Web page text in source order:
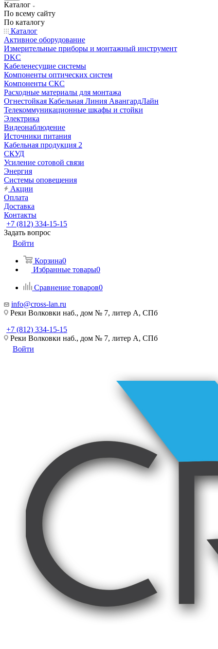
Каталог
По всему сайту
По каталогу
Каталог
Активное оборудование
Измерительные приборы и монтажный инструмент
DKC
Кабеленесущие системы
Компоненты оптических систем
Компоненты СКС
Расходные материалы для монтажа
Огнестойкая Кабельная Линия АвангардЛайн
Телекоммуникационные шкафы и стойки
Электрика
Видеонаблюдение
Источники питания
Кабельная продукция 2
СКУД
Усиление сотовой связи
Энергия
Системы оповещения
Акции
Оплата
Доставка
Контакты
+7 (812) 334-15-15
Задать вопрос
Войти
Корзина0
Избранные товары0
Сравнение товаров0
info@cross-lan.ru
Реки Волковки наб., дом № 7, литер А, СПб
+7 (812) 334-15-15
Реки Волковки наб., дом № 7, литер А, СПб
Войти